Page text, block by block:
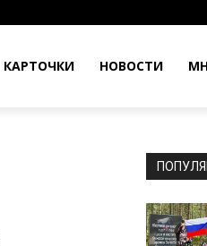
КАРТОЧКИ НОВОСТИ